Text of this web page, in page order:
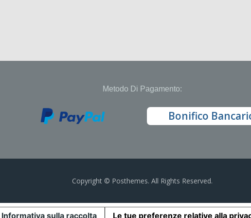
Metodo Di Pagamento:
Bonifico
Copyright © Posthemes. All Rights Reserved.
Informativa sulla raccolta Le tue preferenze relative alla